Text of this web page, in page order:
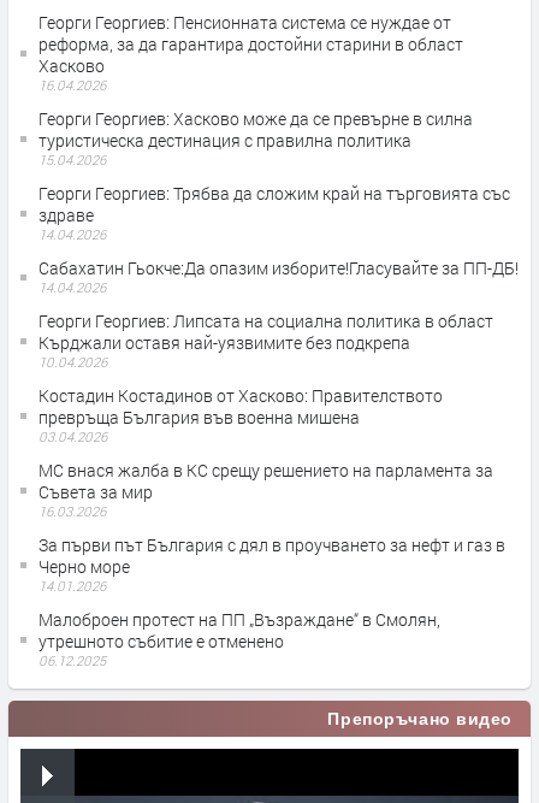
Георги Георгиев: Пенсионната система се нуждае от
реформа, за да гарантира достойни старини в област
Хасково
16.04.2026
Георги Георгиев: Хасково може да се превърне в силна
туристическа дестинация с правилна политика
15.04.2026
Георги Георгиев: Трябва да сложим край на търговията със
здраве
14.04.2026
Сабахатин Гьокче:Да опазим изборите!Гласувайте за ПП-ДБ!
14.04.2026
Георги Георгиев: Липсата на социална политика в област
Кърджали оставя най-уязвимите без подкрепа
10.04.2026
Костадин Костадинов от Хасково: Правителството
превръща България във военна мишена
03.04.2026
МС внася жалба в КС срещу решението на парламента за
Съвета за мир
16.03.2026
За първи път България с дял в проучването за нефт и газ в
Черно море
14.01.2026
Малоброен протест на ПП „Възраждане“ в Смолян,
утрешното събитие е отменено
06.12.2025
Препоръчано видео